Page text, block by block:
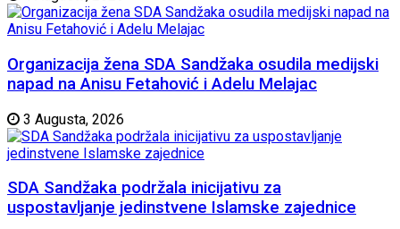
Organizacija žena SDA Sandžaka osudila medijski
napad na Anisu Fetahović i Adelu Melajac
3 Augusta, 2026
SDA Sandžaka podržala inicijativu za
uspostavljanje jedinstvene Islamske zajednice